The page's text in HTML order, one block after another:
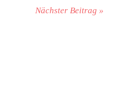
Nächster Beitrag »